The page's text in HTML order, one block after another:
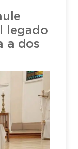
legado
a dos